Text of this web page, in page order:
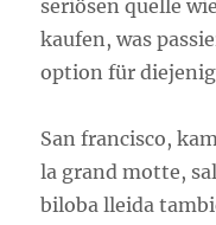
seriösen quelle
kaufen, was
option für
San francisco,
la grand motte,
biloba lleida